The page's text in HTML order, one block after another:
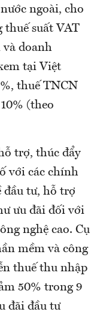
ngoài, cho
thuế suất VAT
và doanh
tại Việt
thuế TNCN
(theo
trợ, thúc đẩy
với các chính
đầu tư, hỗ trợ
ưu đãi đối với
nghệ cao. Cụ
mềm và công
thuế thu nhập
50% trong 9
đãi đầu tư